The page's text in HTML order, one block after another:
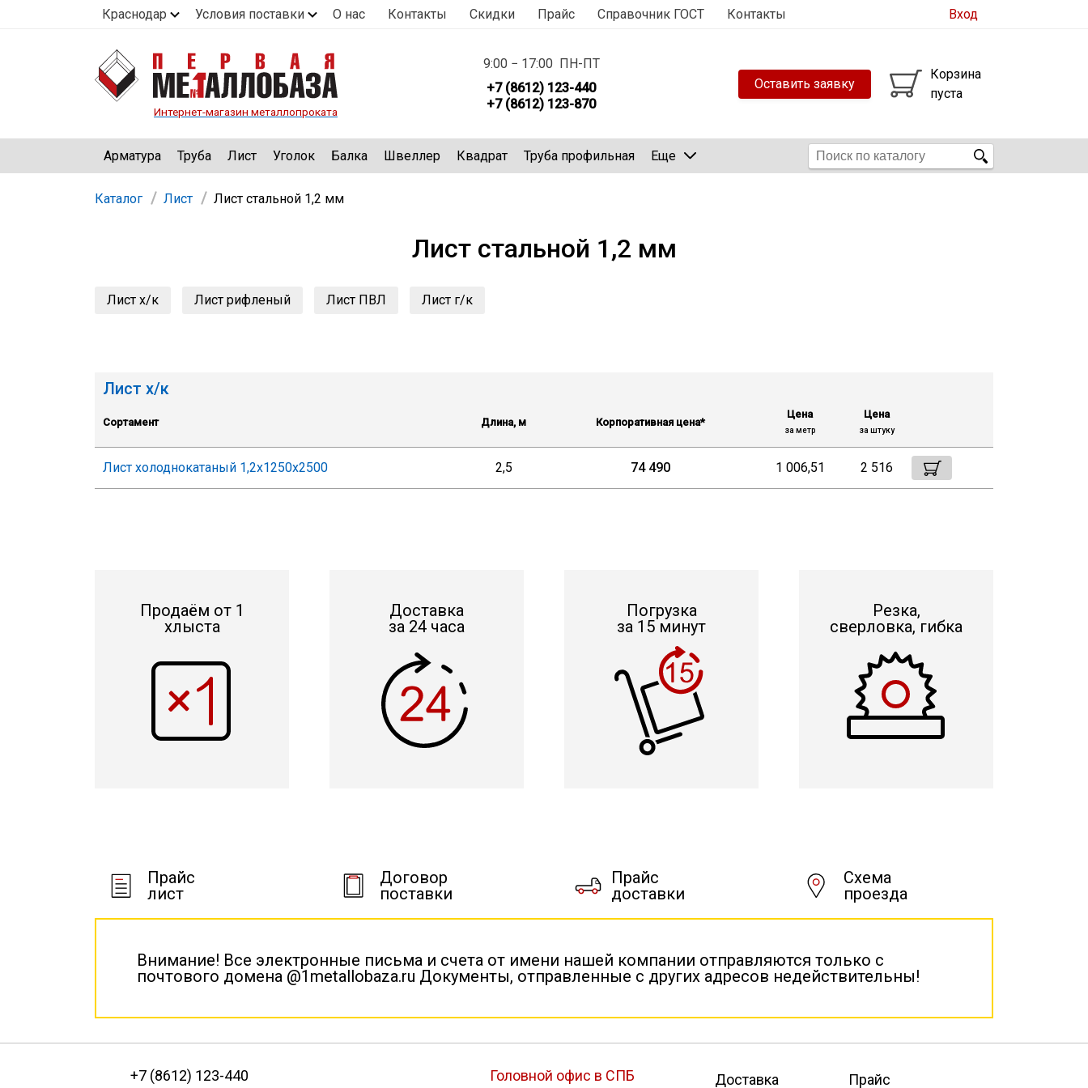
Краснодар Условия поставки О нас Контакты Скидки Прайс Справочник ГОСТ Контакты Вход
Интернет-магазин металлопроката
9:00 − 17:00 ПН-ПТ
+7 (8612) 123-440
+7 (8612) 123-870
Корзина
пуста
Оставить заявку
Арматура Труба Лист Уголок Балка Швеллер Квадрат Труба профильная Еще
Каталог Лист Лист стальной 1,2 мм
Лист стальной 1,2 мм
Лист х/к Лист рифленый Лист ПВЛ Лист г/к
Лист х/к
Сортамент Длина, м Корпоративная цена*
Цена
за метр
Цена
за штуку
Лист холоднокатаный 1,2х1250х2500 2,5 74 490 1 006,51 2 516
Продаём от 1
хлыста
Доставка
за 24 часа
Погрузка
за 15 минут
Резка,
сверловка, гибка
Прайс
лист
Договор
поставки
Прайс
доставки
Схема
проезда
Внимание! Все электронные письма и счета от имени нашей компании отправляются только с
почтового домена @1metallobaza.ru Документы, отправленные с других адресов недействительны!
+7 (8612) 123-440 Головной офис в СПБ Доставка Прайс